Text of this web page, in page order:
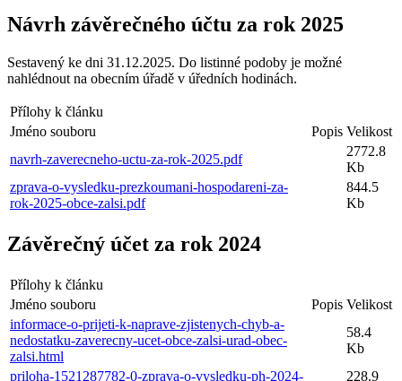
Návrh závěrečného účtu za rok 2025
Sestavený ke dni 31.12.2025. Do listinné podoby je možné
nahlédnout na obecním úřadě v úředních hodinách.
Přílohy k článku
Jméno souboru
Popis Velikost
navrh-zaverecneho-uctu-za-rok-2025.pdf
2772.8
Kb
zprava-o-vysledku-prezkoumani-hospodareni-za-
rok-2025-obce-zalsi.pdf
844.5
Kb
Závěrečný účet za rok 2024
Přílohy k článku
Jméno souboru
Popis Velikost
informace-o-prijeti-k-naprave-zjistenych-chyb-a-
nedostatku-zaverecny-ucet-obce-zalsi-urad-obec-
zalsi.html
58.4
Kb
priloha-1521287782-0-zprava-o-vysledku-ph-2024-
228.9